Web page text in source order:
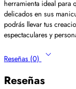
herramienta ideal para
delicados en sus
podrás llevar tus
espectaculares y
Reseñas (0)
Reseñas